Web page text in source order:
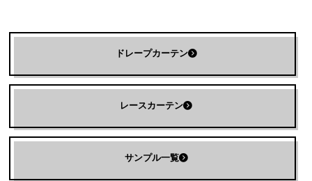
ドレープカーテン
レースカーテン
サンプル一覧